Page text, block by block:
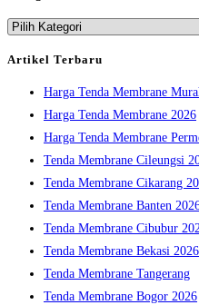
Kategori
Artikel Terbaru
Harga Tenda Membrane
Harga Tenda Membrane 2026
Harga Tenda Membrane
Tenda Membrane Cileungsi
Tenda Membrane Cikarang
Tenda Membrane Banten
Tenda Membrane Cibubur
Tenda Membrane Bekasi 2026
Tenda Membrane Tangerang
Tenda Membrane Bogor 2026